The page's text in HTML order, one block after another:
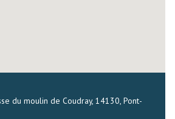
du moulin de Coudray, 14130, Pont-